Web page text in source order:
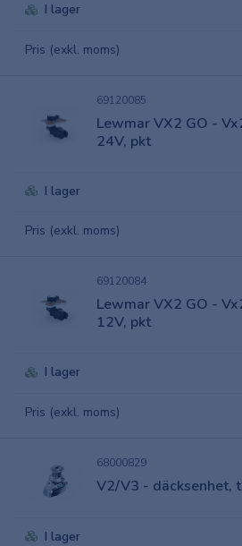
I lager
Pris (exkl. moms)
69120085
Lewmar VX2 GO -
24V, pkt
I lager
Pris (exkl. moms)
69120084
Lewmar VX2 GO -
12V, pkt
I lager
Pris (exkl. moms)
68000829
V2/V3 - däcksenhet,
I lager